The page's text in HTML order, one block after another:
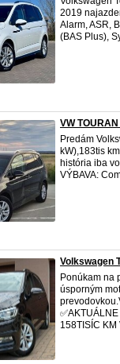
2019
Alarm, ASR,
(BAS Plus),
VW
Predám
kW),183tis
história iba
VÝBAVA:
Volkswagen
Ponúkam na
úsporným
158TISÍC KM